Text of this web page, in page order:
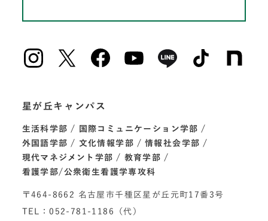
星が丘キャンパス
生活科学部
国際コミュニケーション学部
外国語学部
文化情報学部
情報社会学部
現代マネジメント学部
教育学部
看護学部/公衆衛生看護学専攻科
〒464-8662 名古屋市千種区星が丘元町17番3号
TEL：052-781-1186（代）